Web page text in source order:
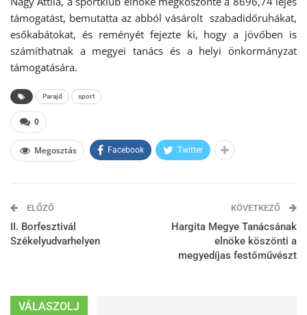
támogatást, bemutatta az abból vásárolt szabadidőruhákat,
esőkabátokat, és reményét fejezte ki, hogy a jövőben is
számíthatnak a megyei tanács és a helyi önkormányzat
támogatására.
Parajd sport
0
Megosztás Facebook Twitter
ELŐZŐ
II. Borfesztivál
Székelyudvarhelyen
KÖVETKEZŐ
Hargita Megye Tanácsának
elnöke köszönti a
megyedíjas festőművészt
VÁLASZOLJ